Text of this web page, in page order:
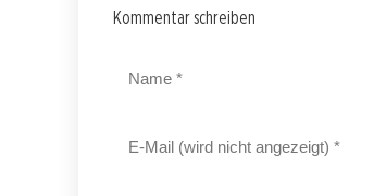
Kommentar schreiben